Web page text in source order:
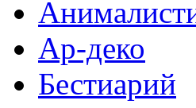
Ар-деко
Бестиарий